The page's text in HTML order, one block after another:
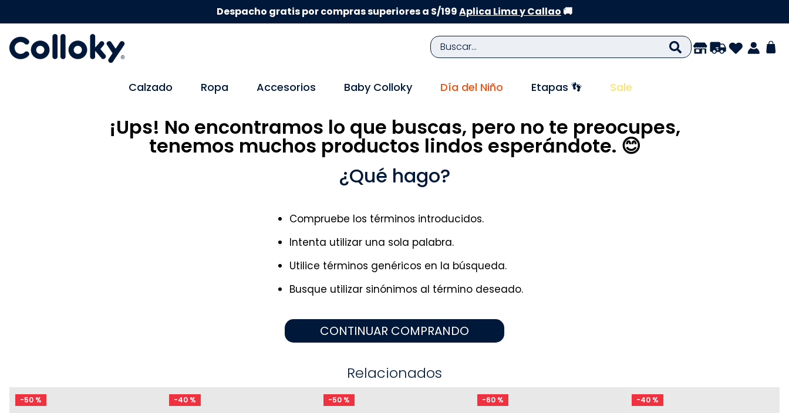
Despacho gratis por compras superiores a S/199Aplica Lima y Callao 🚚
Buscar...
Calzado Ropa Accesorios Baby Colloky Día del Niño Etapas 👣 Sale
¡Ups! No encontramos lo que buscas, pero no te preocupes,
tenemos muchos productos lindos esperándote. 😊
¿Qué hago?
Compruebe los términos introducidos.
Intenta utilizar una sola palabra.
Utilice términos genéricos en la búsqueda.
Busque utilizar sinónimos al término deseado.
CONTINUAR COMPRANDO
Relacionados
-50 % -40 % -50 % -60 % -40 %
TÉRMINOS MÁS BUSCADOS
2 .
zapatillas niño
3.
medias
sandalias niña
7.
disney
8 .
zapatos niña
9.
pijama
10 . sandalias niño